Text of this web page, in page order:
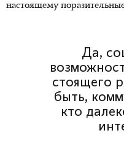
настоящему
Да,
стоящего
быть,
кто